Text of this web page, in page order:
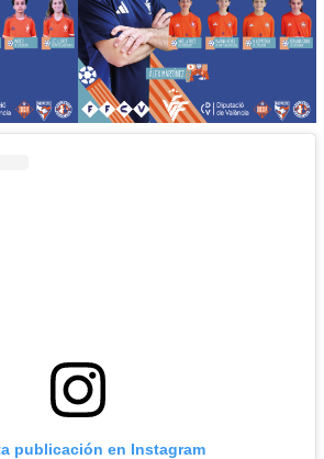
publicación en Instagram